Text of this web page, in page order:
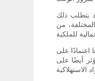
يتطلب ذلك
من
وتوافرها اعتمادًا على
أيضًا على